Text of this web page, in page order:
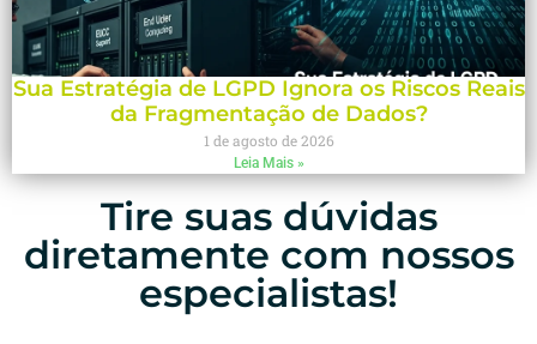
Sua Estratégia de LGPD Ignora os Riscos Reais
da Fragmentação de Dados?
1 de agosto de 2026
Leia Mais »
Tire suas dúvidas
diretamente com nossos
especialistas!